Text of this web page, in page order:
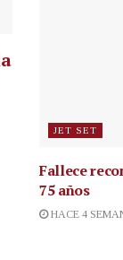
JET SET
Fallece
75 años
HACE 4